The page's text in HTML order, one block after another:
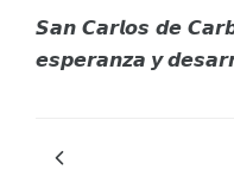
𝙎𝙖𝙣 𝘾𝙖𝙧𝙡𝙤𝙨 𝙙𝙚
𝙚𝙨𝙥𝙚𝙧𝙖𝙣𝙯𝙖 𝙮